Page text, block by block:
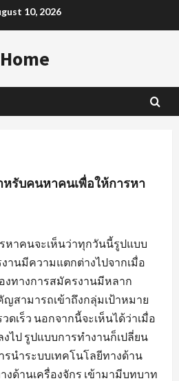
10, 2026
Home
หรับคนหาคนเพื่อให้การหา
หาคนจะเห็นว่าทุกวันนี้รูปแบบ
านมีความแตกต่างไปจากเมื่อ
งทางการสมัครงานมีหลาก
สามารถเข้าถึงกลุ่มเป้าหมาย
ดเร็ว นอกจากนี้จะเห็นได้ว่าเมื่อ
ไป รูปแบบการทำงานก็เปลี่ยน
นำระบบเทคโนโลยีทางด้าน
ด้านเครื่องจักร เข้ามามีบทบาท